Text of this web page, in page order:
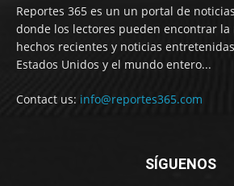
Reportes 365 es un un portal de
donde los lectores pueden encontrar
hechos recientes y noticias
Estados Unidos y el mundo entero...
Contact us: info@reportes365.com
SÍGUENOS